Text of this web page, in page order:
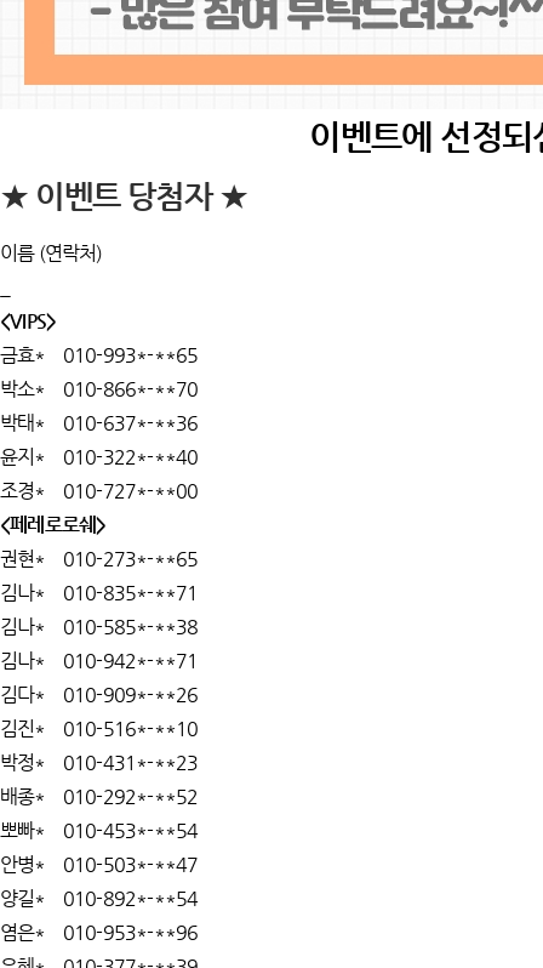
이벤트에 선정
★ 이벤트 당첨자 ★
이름 (연락처)
<VIPS>
금효* 010-993*-**65
박소* 010-866*-**70
박태* 010-637*-**36
윤지* 010-322*-**40
조경* 010-727*-**00
<페레로로쉐>
권현* 010-273*-**65
김나* 010-835*-**71
김나* 010-585*-**38
김나* 010-942*-**71
김다* 010-909*-**26
김진* 010-516*-**10
박정* 010-431*-**23
배종* 010-292*-**52
뽀빠* 010-453*-**54
안병* 010-503*-**47
양길* 010-892*-**54
염은* 010-953*-**96